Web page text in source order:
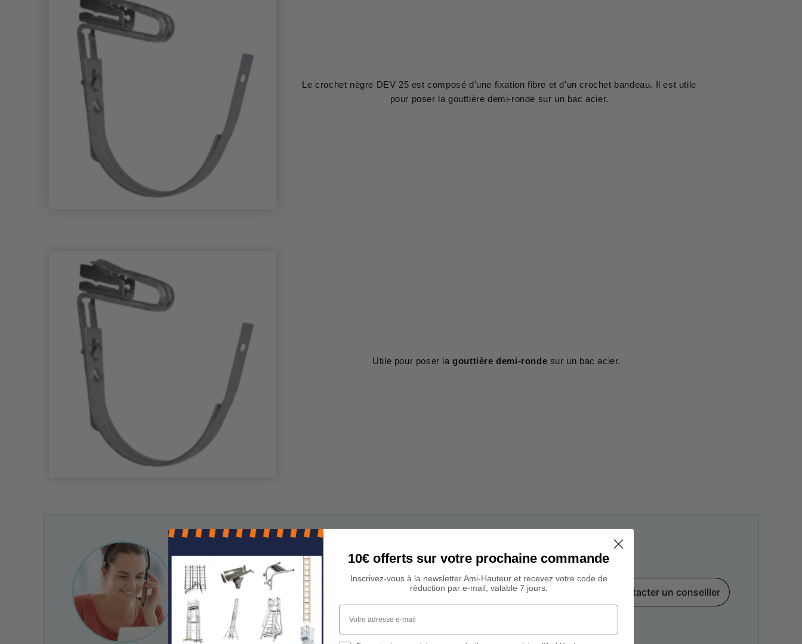
Le crochet nègre DEV 25 est composé d'une fixation fibre et d'un crochet bandeau. Il est utile
pour poser la gouttière demi-ronde sur un bac acier.
Utile pour poser lagouttière demi-ronde sur un bac acier.
Une question ? Un conseil ?
Nos conseillers sont à votre écoute !
Notre service client est à votre disposition du lundi au vendredi de 9h00 à 17h00
e-mail et chat.
Contacter un conseiller
10€ offerts sur votre prochaine commande
Inscrivez-vous à la newsletter Ami-Hauteur et recevez votre code de
réduction par e-mail, valable 7 jours.
Votre adresse e-mail